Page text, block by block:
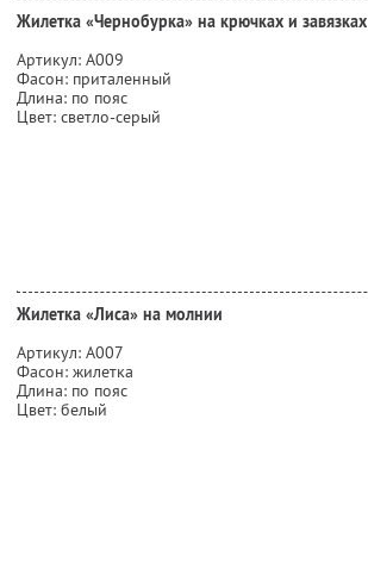
Жилетка «Чернобурка» на крючках и завязках
Артикул: А009
Фасон: приталенный
Длина: по пояс
Цвет: светло-серый
Жилетка «Лиса» на молнии
Артикул: А007
Фасон: жилетка
Длина: по пояс
Цвет: белый